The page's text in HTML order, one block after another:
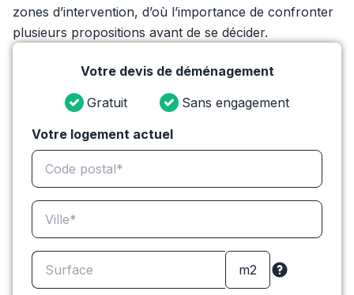
zones d’intervention, d’où l’importance de confronter
plusieurs propositions avant de se décider.
Votre devis de déménagement
Gratuit
Sans engagement
Votre logement actuel